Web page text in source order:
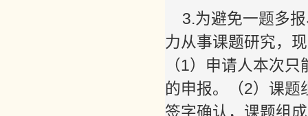
3.为避免一题多
力从事课题研究，
（1）申请人本次
的申报。（2）课题
签字确认，课题组